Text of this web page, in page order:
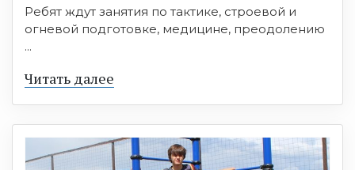
Ребят ждут занятия по тактике, строевой и
огневой подготовке, медицине, преодолению
...
Читать далее